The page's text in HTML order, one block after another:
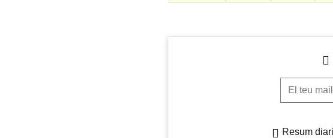
El teu mail
Resum diari